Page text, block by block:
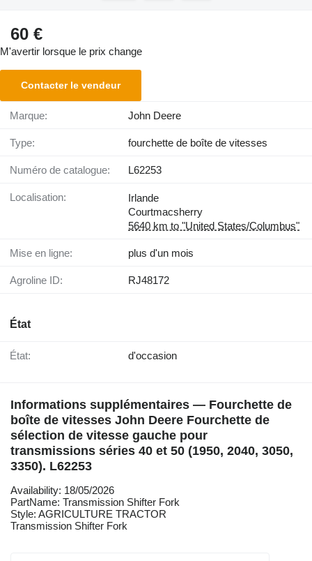
60 €
M'avertir lorsque le prix change
Contacter le vendeur
Marque: John Deere
Type: fourchette de boîte de vitesses
Numéro de catalogue: L62253
Localisation:
Irlande
Courtmacsherry
5640 km to "United States/Columbus"
Mise en ligne: plus d'un mois
Agroline ID: RJ48172
État
État: d'occasion
Informations supplémentaires — Fourchette de
boîte de vitesses John Deere Fourchette de
sélection de vitesse gauche pour
transmissions séries 40 et 50 (1950, 2040, 3050,
3350). L62253
Availability: 18/05/2026
PartName: Transmission Shifter Fork
Style: AGRICULTURE TRACTOR
Transmission Shifter Fork